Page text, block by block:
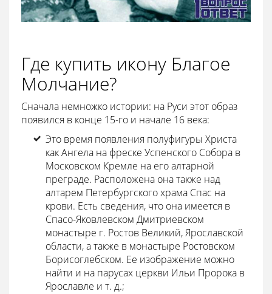
Где купить икону Благое
Молчание?
Сначала немножко истории: на Руси этот образ
появился в конце 15-го и начале 16 века:
Это время появления полуфигуры Христа
как Ангела на фреске Успенского Собора в
Московском Кремле на его алтарной
преграде. Расположена она также над
алтарем Петербургского храма Спас на
крови. Есть сведения, что она имеется в
Спасо-Яковлевском Дмитриевском
монастыре г. Ростов Великий, Ярославской
области, а также в монастыре Ростовском
Борисоглебском. Ее изображение можно
найти и на парусах церкви Ильи Пророка в
Ярославле и т. д.;